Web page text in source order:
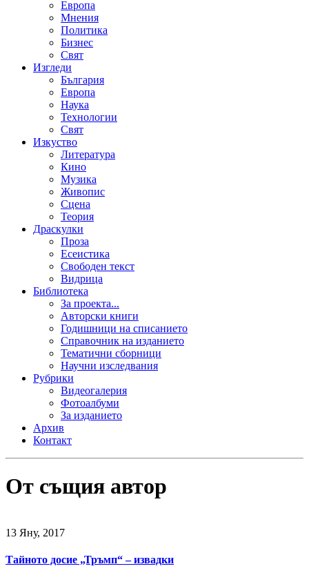
Европа
Мнения
Политика
Бизнес
Свят
Изгледи
България
Европа
Наука
Технологии
Свят
Изкуство
Литература
Кино
Музика
Живопис
Сцена
Теория
Драскулки
Проза
Есеистика
Свободен текст
Видрица
Библиотека
За проекта...
Авторски книги
Годишници на списанието
Справочник на изданието
Тематични сборници
Научни изследвания
Рубрики
Видеогалерия
Фотоалбуми
За изданието
Архив
Контакт
От същия автор
13 Яну, 2017
Тайното досие „Тръмп“ – извадки